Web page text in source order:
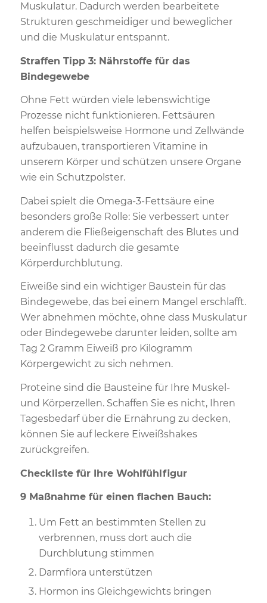
Muskulatur. Dadurch werden bearbeitete
Strukturen geschmeidiger und beweglicher
und die Muskulatur entspannt.
Straffen Tipp 3: Nährstoffe für das
Bindegewebe
Ohne Fett würden viele lebenswichtige
Prozesse nicht funktionieren. Fettsäuren
helfen beispielsweise Hormone und Zellwände
aufzubauen, transportieren Vitamine in
unserem Körper und schützen unsere Organe
wie ein Schutzpolster.
Dabei spielt die Omega-3-Fettsäure eine
besonders große Rolle: Sie verbessert unter
anderem die Fließeigenschaft des Blutes und
beeinflusst dadurch die gesamte
Körperdurchblutung.
Eiweiße sind ein wichtiger Baustein für das
Bindegewebe, das bei einem Mangel erschlafft.
Wer abnehmen möchte, ohne dass Muskulatur
oder Bindegewebe darunter leiden, sollte am
Tag 2 Gramm Eiweiß pro Kilogramm
Körpergewicht zu sich nehmen.
Proteine sind die Bausteine für Ihre Muskel-
und Körperzellen. Schaffen Sie es nicht, Ihren
Tagesbedarf über die Ernährung zu decken,
können Sie auf leckere Eiweißshakes
zurückgreifen.
Checkliste für Ihre Wohlfühlfigur
9 Maßnahme für einen flachen Bauch:
Um Fett an bestimmten Stellen zu
verbrennen, muss dort auch die
Durchblutung stimmen
Darmflora unterstützen
Hormon ins Gleichgewichts bringen